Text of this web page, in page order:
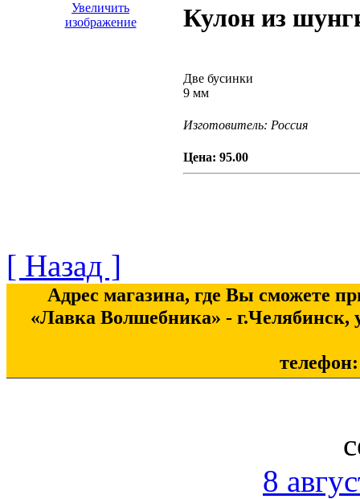
Увеличить
изображение
Кулон из
Две бусинки
9 мм
Изготовитель: Россия
Цена: 95.00
[ Назад ]
Адрес магазина, где Вы сможете
«Лавка Волшебника» - г.Челябинск,
8